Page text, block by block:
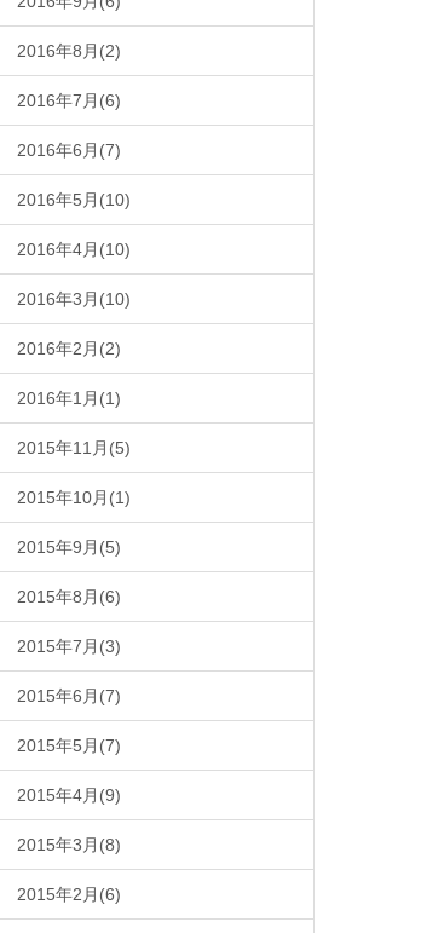
2016年8月(2)
2016年7月(6)
2016年6月(7)
2016年5月(10)
2016年4月(10)
2016年3月(10)
2016年2月(2)
2016年1月(1)
2015年11月(5)
2015年10月(1)
2015年9月(5)
2015年8月(6)
2015年7月(3)
2015年6月(7)
2015年5月(7)
2015年4月(9)
2015年3月(8)
2015年2月(6)